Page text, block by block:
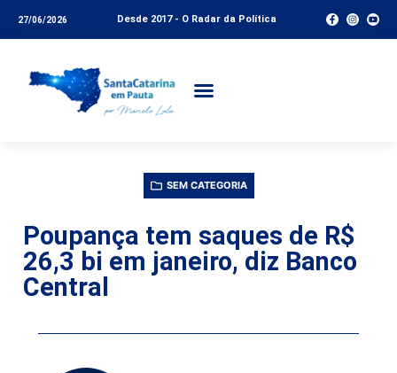
27/06/2026 Desde 2017 - O Radar da Política
SEM CATEGORIA
Poupança tem saques de R$
26,3 bi em janeiro, diz Banco
Central